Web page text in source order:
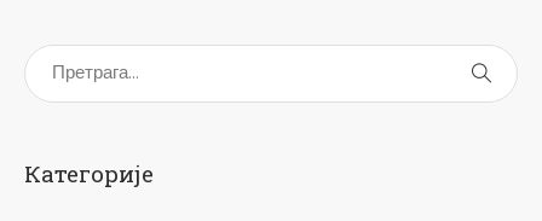
Категорије